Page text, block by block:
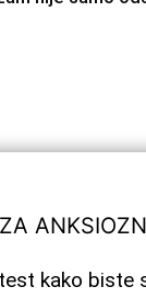
kako biste